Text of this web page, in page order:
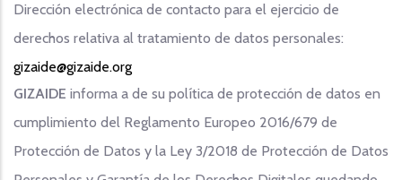
Dirección electrónica de contacto para el ejercicio de
derechos relativa al tratamiento de datos personales:
gizaide@gizaide.org
GIZAIDE informa a de su política de protección de datos en
cumplimiento del Reglamento Europeo 2016/679 de
Protección de Datos y la Ley 3/2018 de Protección de Datos